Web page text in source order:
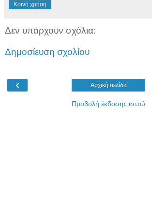
Κοινή χρήση
Δεν υπάρχουν σχόλια:
Δημοσίευση σχολίου
‹ Αρχική σελίδα
Προβολή έκδοσης ιστού